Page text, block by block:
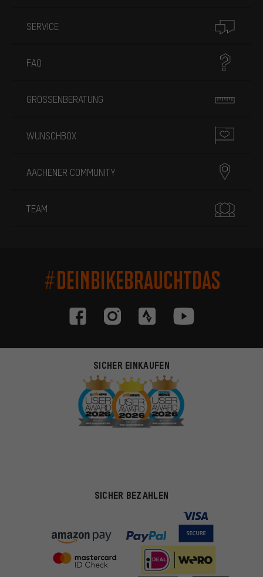
SERVICE
FAQ
GRÖSSENBERATUNG
WUNSCHBOX
AACHENER COMMUNITY
TEAM
#DEINBIKEBRAUCHTDAS
SICHER EINKAUFEN
SICHER BEZAHLEN